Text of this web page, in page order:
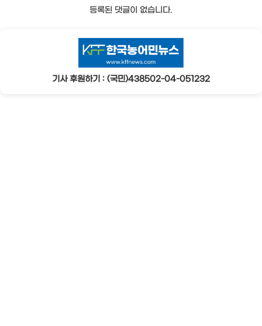
등록된 댓글이 없습니다.
기사 후원하기 : (국민)438502-04-051232